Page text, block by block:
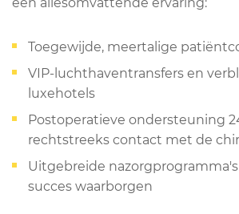
Toegewijde, meertalige
VIP-luchthaventransfers en
luxehotels
Postoperatieve ondersteuning
rechtstreeks contact met de
Uitgebreide
succes waarborgen